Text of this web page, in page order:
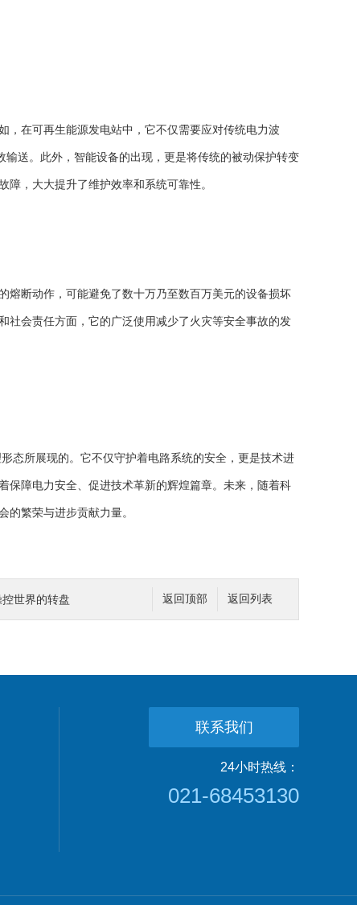
在可再生能源发电站中，它不仅需要应对传统电力波
送。此外，智能设备的出现，更是将传统的被动保护转变
，大大提升了维护效率和系统可靠性。
断动作，可能避免了数十万乃至数百万美元的设备损坏
社会责任方面，它的广泛使用减少了火灾等安全事故的发
所展现的。它不仅守护着电路系统的安全，更是技术进
保障电力安全、促进技术革新的辉煌篇章。未来，随着科
的繁荣与进步贡献力量。
返回列表
返回顶部
世界的转盘
联系我们
24小时热线：
021-68453130